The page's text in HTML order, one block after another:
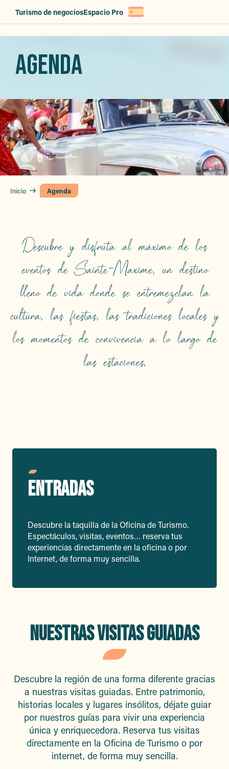
Turismo de negociosEspacio Pro
AGENDA
Inicio Agenda
Descubre y disfruta al máximo de los
eventos de Sainte-Maxime, un destino
lleno de vida donde se entremezclan la
cultura, las fiestas, las tradiciones locales y
los momentos de convivencia a lo largo de
las estaciones.
EVENTOS
ENTRADAS
Descubre la taquilla de la Oficina de Turismo.
Espectáculos, visitas, eventos… reserva tus
experiencias directamente en la oficina o por
Internet, de forma muy sencilla.
NUESTRAS VISITAS GUIADAS
Descubre la región de una forma diferente gracias
a nuestras visitas guiadas. Entre patrimonio,
historias locales y lugares insólitos, déjate guiar
por nuestros guías para vivir una experiencia
única y enriquecedora. Reserva tus visitas
directamente en la Oficina de Turismo o por
internet, de forma muy sencilla.